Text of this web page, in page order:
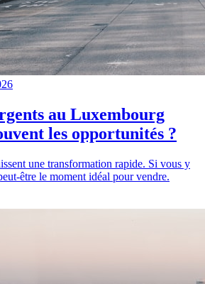
au Luxembourg
les opportunités ?
une transformation rapide. Si vous y
être le moment idéal pour vendre.